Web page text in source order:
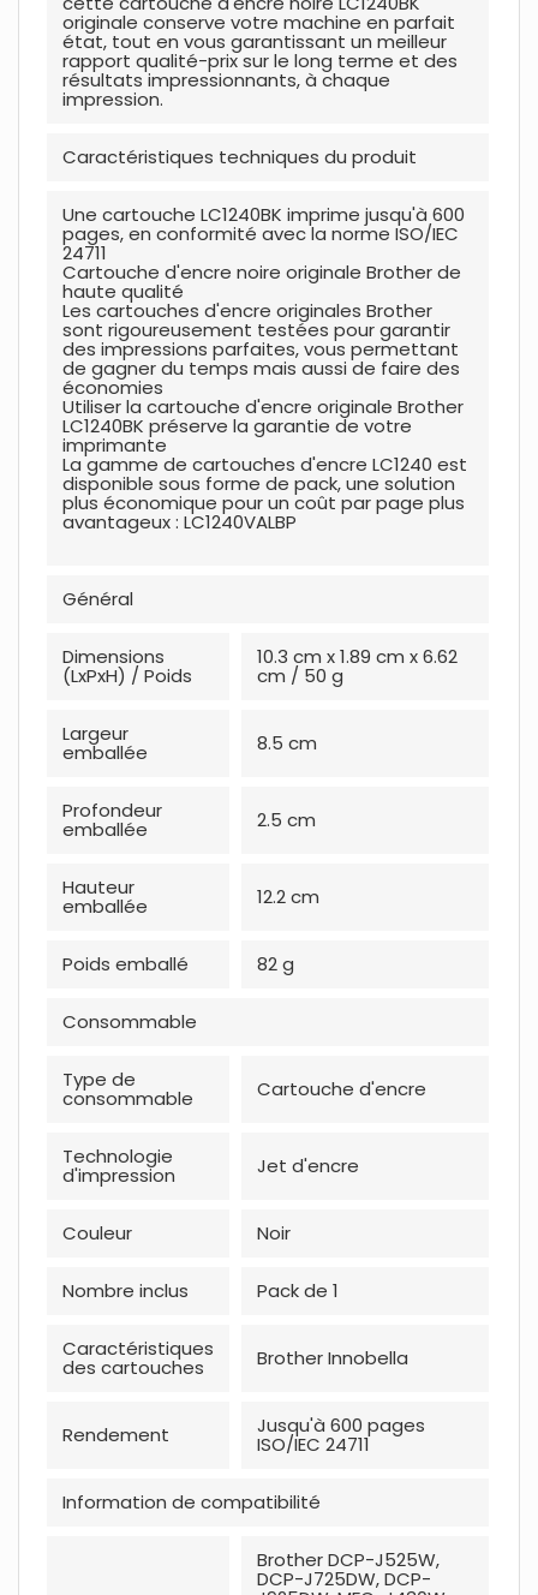
originale conserve votre machine en parfait
état, tout en vous garantissant un meilleur
rapport qualité-prix sur le long terme et des
résultats impressionnants, à chaque
impression.
Caractéristiques techniques du produit
Une cartouche LC1240BK imprime jusqu'à 600
pages, en conformité avec la norme ISO/IEC
24711
Cartouche d'encre noire originale Brother de
haute qualité
Les cartouches d'encre originales Brother
sont rigoureusement testées pour garantir
des impressions parfaites, vous permettant
de gagner du temps mais aussi de faire des
économies
Utiliser la cartouche d'encre originale Brother
LC1240BK préserve la garantie de votre
imprimante
La gamme de cartouches d'encre LC1240 est
disponible sous forme de pack, une solution
plus économique pour un coût par page plus
avantageux : LC1240VALBP
Général
Dimensions
(LxPxH) / Poids
10.3 cm x 1.89 cm x 6.62
cm / 50 g
Largeur
emballée 8.5 cm
Profondeur
emballée 2.5 cm
Hauteur
emballée 12.2 cm
Poids emballé 82 g
Consommable
Type de
consommable Cartouche d'encre
Technologie
d'impression Jet d'encre
Couleur Noir
Nombre inclus Pack de 1
Caractéristiques
des cartouches Brother Innobella
Rendement Jusqu'à 600 pages
ISO/IEC 24711
Information de compatibilité
Brother DCP-J525W,
DCP-J725DW, DCP-